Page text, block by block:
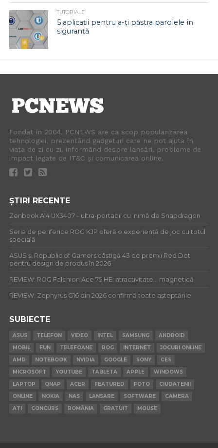
TUTORIALE
5 aplicații pentru a-ți păstra parolele în
siguranță
Fondat în 2004, PCNEWS are ca scop popularizarea
tehnologiei, prezentând gadgeturi care ne pot ajuta în
viața de zi cu zi, informând despre lansări, probleme de
impact legate de IT&C și comunicarea online.
ȘTIRI RECENTE
Zenbook A14 UX3407 – ultra-portabil cu inimă de Snapdragon
Seria de periferice ROG KJP oferă o experiență de joc cu totul
specială
ASUS și Republic of Gamers câștigă 43 de premii Red Dot
pentru design de produs în 2026
REVIEW: ROG Falchion Ace 75 HE: atractivitate… magnetică
REVIEW: Zephyrus G16 din 2026 confirmă toate așteptările
SUBIECTE
ASUS TELEFON VIDEO INTEL SAMSUNG
ANDROID
MOBIL
FUN TELEFOANE ROG INTERNET
JOCURI ONLINE
AMD
NOTEBOOK NVIDIA GOOGLE SONY
CES
MICROSOFT
YOUTUBE TABLETA APPLE
WINDOWS
LAPTOP
QNAP ACER FEATURED FOTO
CIUDATENII
ONLINE
NOKIA NAS LANSARE SOFTWARE
CAMERA
ATI
CONCURS ROMÂNIA GRATUIT MOUSE